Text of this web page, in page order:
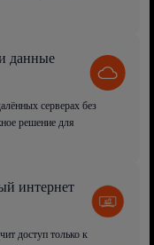
данные
серверах без
решение для
интернет
доступ только к